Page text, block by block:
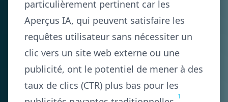
particulièrement pertinent car les
Aperçus IA, qui peuvent satisfaire les
requêtes utilisateur sans nécessiter un
clic vers un site web externe ou une
publicité, ont le potentiel de mener à des
taux de clics (CTR) plus bas pour les
1